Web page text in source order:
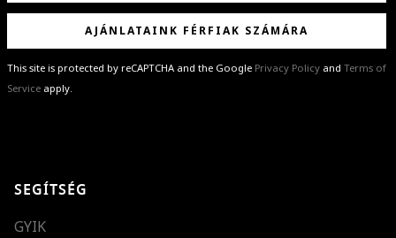
AJÁNLATAINK FÉRFIAK SZÁMÁRA
This site is protected by reCAPTCHA and the Google Privacy Policy and Terms of
Service apply.
különleges ajánlatainkat és stílustippjeinket!
SEGÍTSÉG
GYIK